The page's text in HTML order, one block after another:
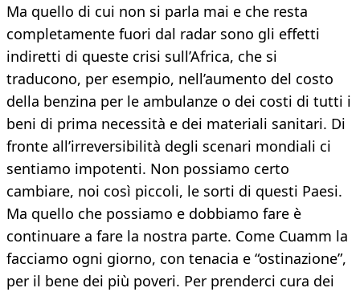
Ma quello di cui non si parla mai e che resta
completamente fuori dal radar sono gli effetti
indiretti di queste crisi sull’Africa, che si
traducono, per esempio, nell’aumento del costo
della benzina per le ambulanze o dei costi di tutti i
beni di prima necessità e dei materiali sanitari. Di
fronte all’irreversibilità degli scenari mondiali ci
sentiamo impotenti. Non possiamo certo
cambiare, noi così piccoli, le sorti di questi Paesi.
Ma quello che possiamo e dobbiamo fare è
continuare a fare la nostra parte. Come Cuamm la
facciamo ogni giorno, con tenacia e “ostinazione”,
per il bene dei più poveri. Per prenderci cura dei